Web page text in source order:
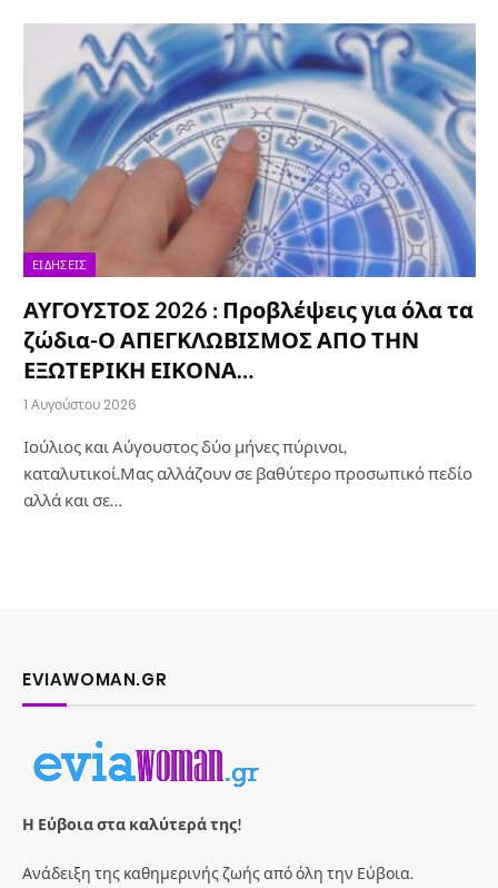
ΕΙΔΉΣΕΙΣ
ΑΥΓΟΥΣΤΟΣ 2026 : Προβλέψεις για όλα τα
ζώδια-Ο ΑΠΕΓΚΛΩΒΙΣΜΟΣ ΑΠΟ ΤΗΝ
ΕΞΩΤΕΡΙΚΗ ΕΙΚΟΝΑ…
1 Αυγούστου 2026
Ιούλιος και Αύγουστος δύο μήνες πύρινοι,
καταλυτικοί.Μας αλλάζουν σε βαθύτερο προσωπικό πεδίο
αλλά και σε…
EVIAWOMAN.GR
Η Εύβοια στα καλύτερά της!
Ανάδειξη της καθημερινής ζωής από όλη την Εύβοια.